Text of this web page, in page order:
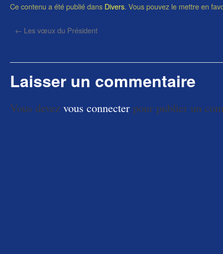
Ce contenu a été publié dans Divers. Vous pouvez le mettre en
← Les vœux du Président
Laisser un commentaire
Vous devez vous connecter pour publier un